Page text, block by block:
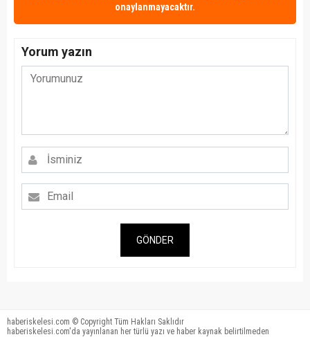
onaylanmayacaktır.
Yorum yazın
GÖNDER
haberiskelesi.com © Copyright Tüm Hakları Saklıdır
haberiskelesi.com'da yayınlanan her türlü yazı ve haber kaynak belirtilmeden